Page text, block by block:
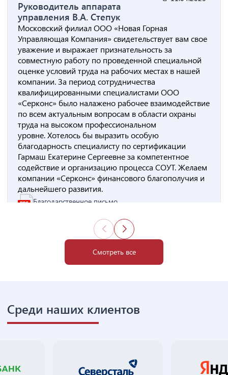
Руководитель аппарата
управления В.А. Степук
Московский филиал ООО «Новая Горная
Управляющая Компания» свидетельствует вам свое
уважение и выражает признательность за
совместную работу по проведенной специальной
оценке условий труда на рабочих местах в нашей
компании. За период сотрудничества
квалифицированными специалистами ООО
«Серконс» было налажено рабочее взаимодействие
по всем актуальным вопросам в области охраны
труда на высоком профессиональном
уровне. Хотелось бы выразить особую
благодарность специалисту по сертификации
Гармаш Екатерине Сергеевне за компетентное
содействие и организацию процесса СОУТ. Желаем
компании «Серконс» финансового благополучия и
дальнейшего развития.
Благодарственное письмо
Смотреть все
Среди наших клиентов